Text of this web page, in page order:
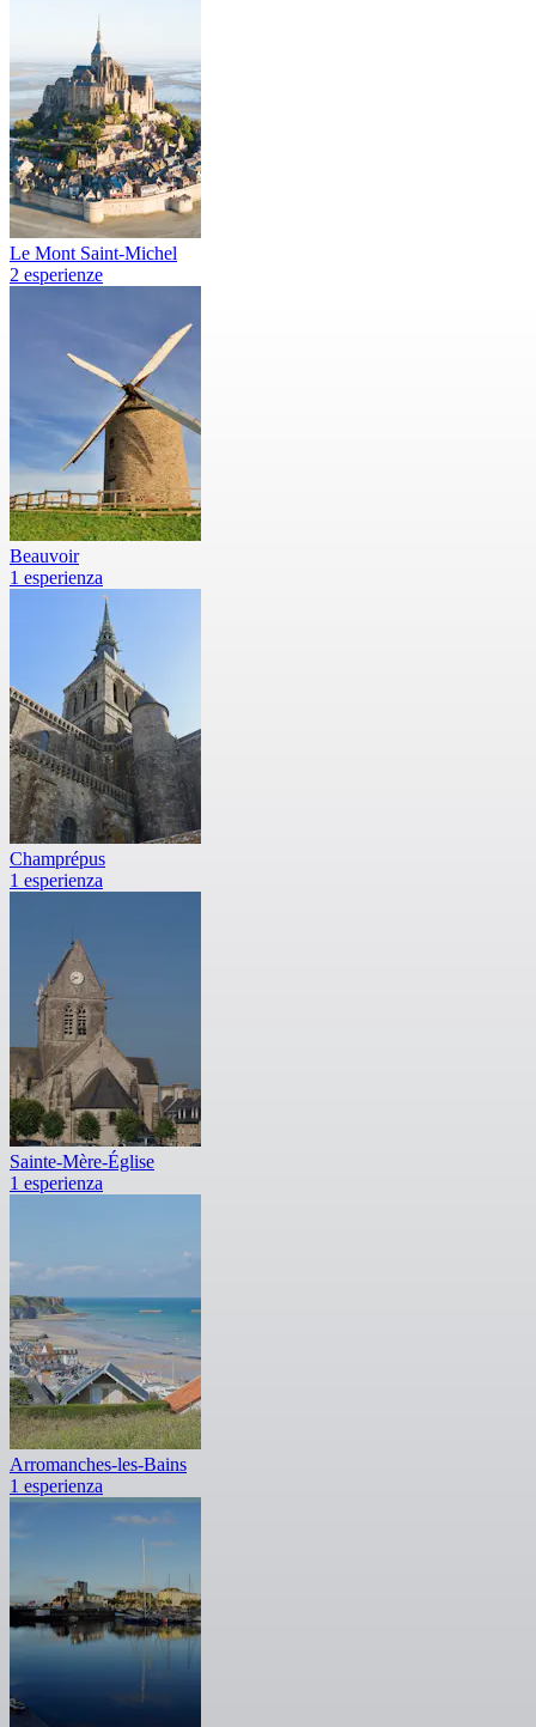
Le Mont Saint-Michel
2 esperienze
Beauvoir
1 esperienza
Champrépus
1 esperienza
Sainte-Mère-Église
1 esperienza
Arromanches-les-Bains
1 esperienza